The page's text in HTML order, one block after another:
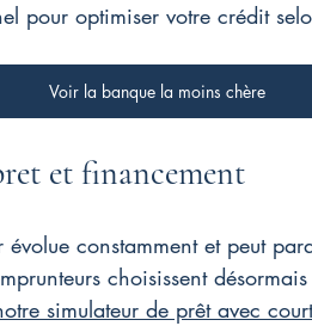
pour optimiser votre crédit
Voir la banque la moins chère
et financement
constamment et peut
choisissent
simulateur de prêt avec